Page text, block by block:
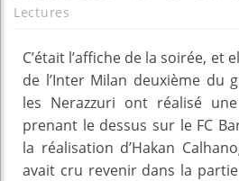
Lectures
C’était l’affiche de la soirée, et
de l’Inter Milan deuxième du
les Nerazzuri ont réalisé
prenant le dessus sur le FC
la réalisation d’Hakan
avait cru revenir dans la partie